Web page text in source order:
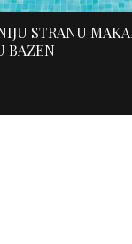
STRANU
BAZEN